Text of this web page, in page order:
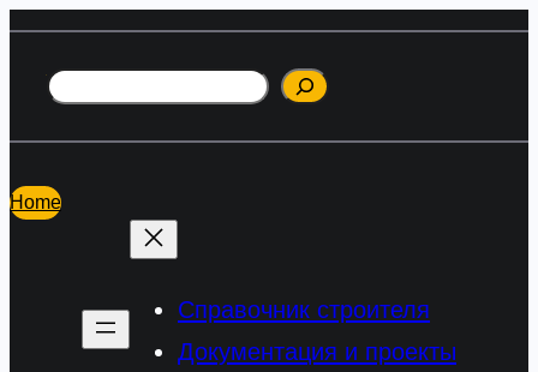
содержимому
Поиск
Home
Справочник строителя
Документация и проекты